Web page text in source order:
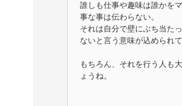
誰しも仕事や趣味は誰かを
事な事は伝わらない。
それは自分で壁にぶち当た
ないと言う意味が込められ
もちろん、それを行う人も
ょうね。